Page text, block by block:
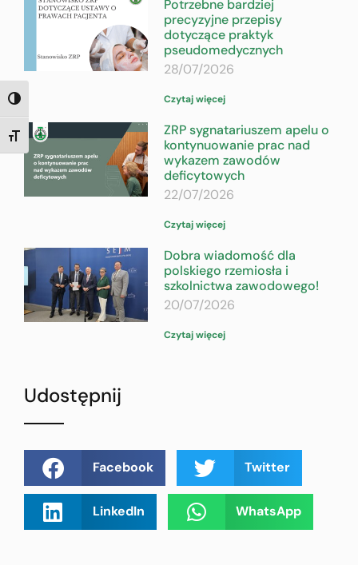
TOGGLE HIGH CONTRAST
TOGGLE FONT SIZE
Potrzebne bardziej
precyzyjne przepisy
dotyczące praktyk
pseudomedycznych
28/07/2026
Czytaj więcej
ZRP sygnatariuszem apelu o
kontynuowanie prac nad
wykazem zawodów
deficytowych
22/07/2026
Czytaj więcej
Dobra wiadomość dla
polskiego rzemiosła i
szkolnictwa zawodowego!
20/07/2026
Czytaj więcej
Udostępnij
Facebook Twitter
LinkedIn WhatsApp